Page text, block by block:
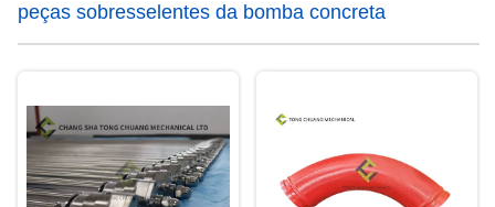
peças sobresselentes da bomba concreta